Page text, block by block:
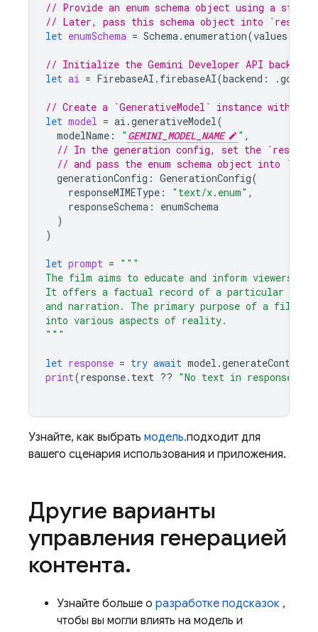
// Provide an enum schema object using a
// Later, pass this schema object into
let enumSchema = Schema. enumeration(values
// Initialize the Gemini Developer API backend
let ai = FirebaseAI . firebaseAI(backend : .
// Create a `GenerativeModel` instance with a
let model = ai .generativeModel(
modelName : " GEMINI_MODEL_NAME " ,
// In the generation config, set the
// and pass the enum schema object into
generationConfig : GenerationConfig(
responseMIMEType : "text/x.enum" ,
responseSchema :
enumSchema
)
)
let prompt = """
The film aims to educate and inform viewers
It offers a factual record of a particular
and narration. The primary purpose of a film
into various aspects of reality.
"""
let response = try await model .generateContent
print(response. text ?? "No text in response."
Узнайте, как выбрать модель.подходит для
вашего сценария использования и приложения.
Другие варианты
управления генерацией
контента.
Узнайте больше о разработке подсказок ,
чтобы вы могли влиять на модель и